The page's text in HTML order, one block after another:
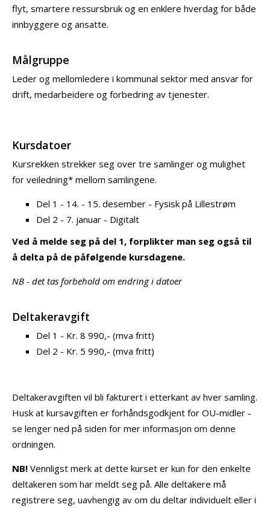
flyt, smartere ressursbruk og en enklere hverdag for både
innbyggere og ansatte.
Målgruppe
Leder og mellomledere i kommunal sektor med ansvar for
drift, medarbeidere og forbedring av tjenester.
Kursdatoer
Kursrekken strekker seg over tre samlinger og mulighet
for veiledning* mellom samlingene.
Del 1 - 14. - 15. desember - Fysisk på Lillestrøm
Del 2 - 7. januar - Digitalt
Ved å melde seg på del 1, forplikter man seg også til
å delta på de påfølgende kursdagene.
NB - det tas forbehold om endring i datoer
Deltakeravgift
Del 1 - Kr. 8 990,- (mva fritt)
Del 2 - Kr. 5 990,- (mva fritt)
Deltakeravgiften vil bli fakturert i etterkant av hver samling.
Husk at kursavgiften er forhåndsgodkjent for OU-midler -
se lenger ned på siden for mer informasjon om denne
ordningen.
NB! Vennligst merk at dette kurset er kun for den enkelte
deltakeren som har meldt seg på. Alle deltakere må
registrere seg, uavhengig av om du deltar individuelt eller i